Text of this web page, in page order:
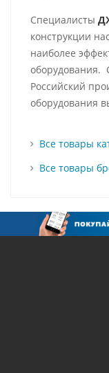
Специалисты
конструкции
наиболее
оборудования.
Российский
оборудования
Все товары
Все товары